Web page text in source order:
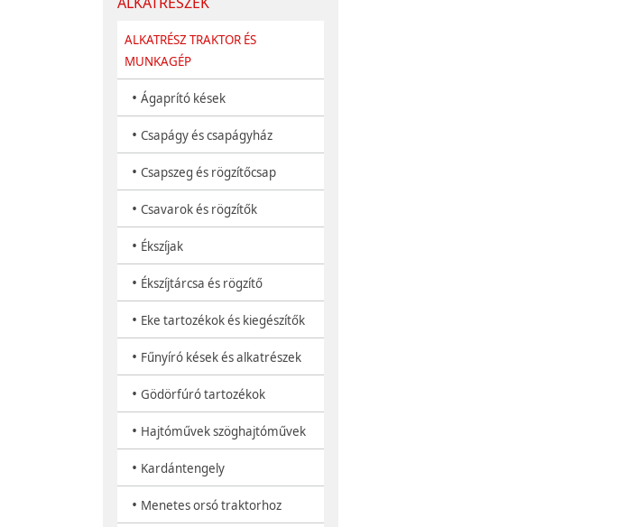
ALKATRÉSZ TRAKTOR ÉS
MUNKAGÉP
• Ágaprító kések
• Csapágy és csapágyház
• Csapszeg és rögzítőcsap
• Csavarok és rögzítők
• Ékszíjak
• Ékszíjtárcsa és rögzítő
• Eke tartozékok és kiegészítők
• Fűnyíró kések és alkatrészek
• Gödörfúró tartozékok
• Hajtóművek szöghajtóművek
• Kardántengely
• Menetes orsó traktorhoz